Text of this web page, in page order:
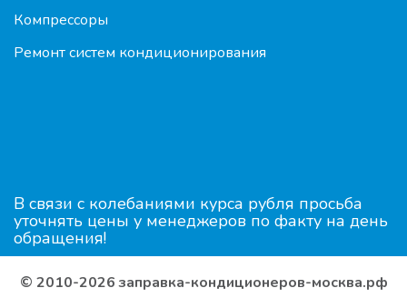
Компрессоры
Ремонт систем кондиционирования
В связи с колебаниями курса рубля просьба
уточнять цены у менеджеров по факту на день
обращения!
© 2010-2026 заправка-кондиционеров-москва.рф